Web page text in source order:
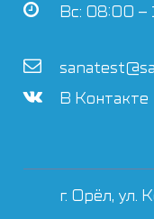
Вс: 08:00 –
В Контакте
г. Орёл, ул.